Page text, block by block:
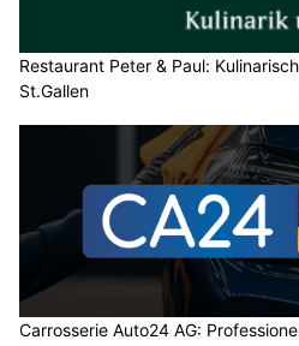
Restaurant Peter & Paul:
St.Gallen
Carrosserie Auto24 AG: